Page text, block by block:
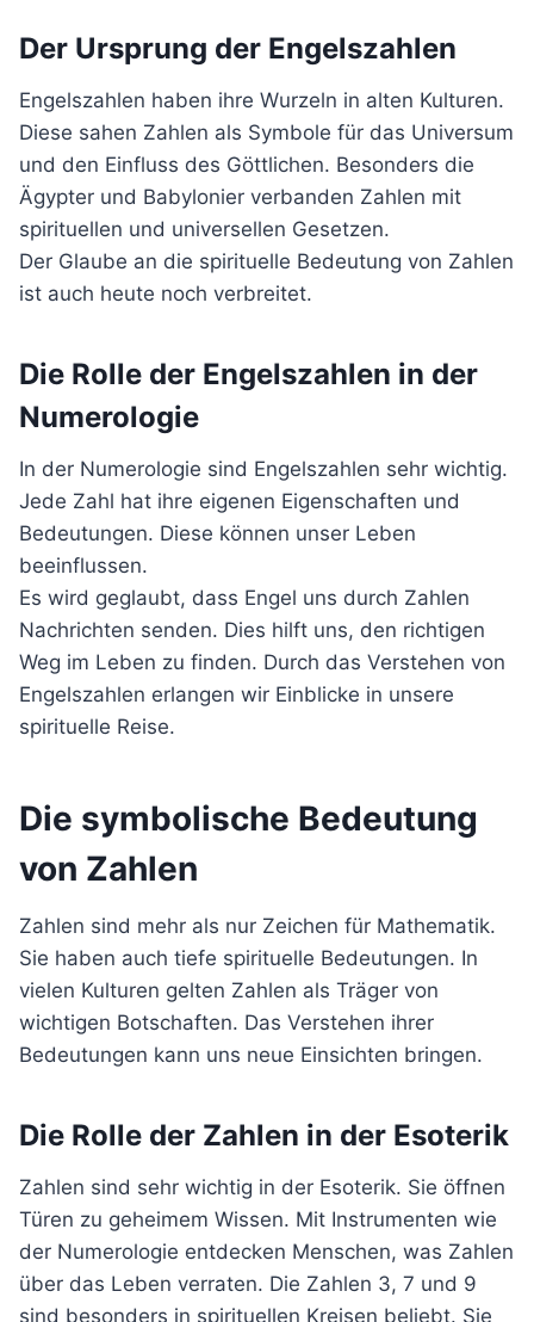
Der Ursprung der Engelszahlen
Engelszahlen haben ihre Wurzeln in alten Kulturen.
Diese sahen Zahlen als Symbole für das Universum
und den Einfluss des Göttlichen. Besonders die
Ägypter und Babylonier verbanden Zahlen mit
spirituellen und universellen Gesetzen.
Der Glaube an die spirituelle Bedeutung von Zahlen
ist auch heute noch verbreitet.
Die Rolle der Engelszahlen in der
Numerologie
In der Numerologie sind Engelszahlen sehr wichtig.
Jede Zahl hat ihre eigenen Eigenschaften und
Bedeutungen. Diese können unser Leben
beeinflussen.
Es wird geglaubt, dass Engel uns durch Zahlen
Nachrichten senden. Dies hilft uns, den richtigen
Weg im Leben zu finden. Durch das Verstehen von
Engelszahlen erlangen wir Einblicke in unsere
spirituelle Reise.
Die symbolische Bedeutung
von Zahlen
Zahlen sind mehr als nur Zeichen für Mathematik.
Sie haben auch tiefe spirituelle Bedeutungen. In
vielen Kulturen gelten Zahlen als Träger von
wichtigen Botschaften. Das Verstehen ihrer
Bedeutungen kann uns neue Einsichten bringen.
Die Rolle der Zahlen in der Esoterik
Zahlen sind sehr wichtig in der Esoterik. Sie öffnen
Türen zu geheimem Wissen. Mit Instrumenten wie
der Numerologie entdecken Menschen, was Zahlen
über das Leben verraten. Die Zahlen 3, 7 und 9
sind besonders in spirituellen Kreisen beliebt. Sie